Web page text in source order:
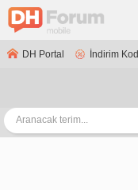
DH Portal İndirim